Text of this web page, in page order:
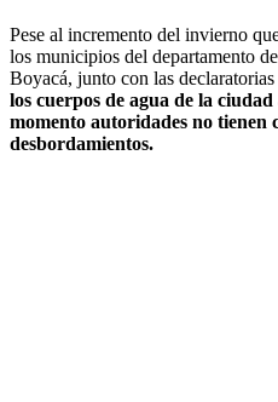
Pese al incremento del invierno
los municipios del departamento
Boyacá, junto con las
los cuerpos de agua de la
momento autoridades no tienen
desbordamientos.